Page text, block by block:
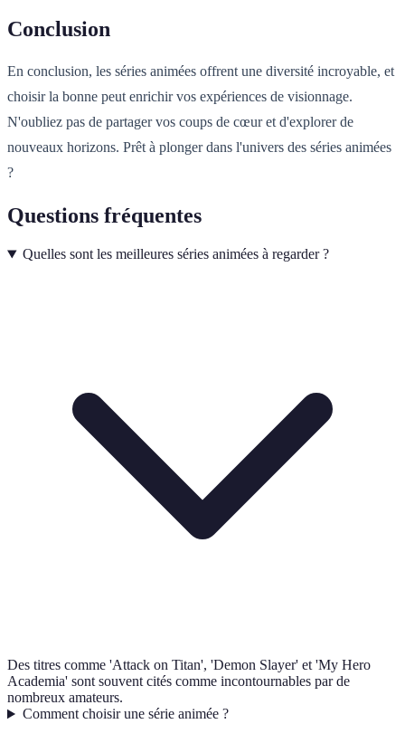
Conclusion
En conclusion, les séries animées offrent une diversité incroyable, et
choisir la bonne peut enrichir vos expériences de visionnage.
N'oubliez pas de partager vos coups de cœur et d'explorer de
nouveaux horizons. Prêt à plonger dans l'univers des séries animées
?
Questions fréquentes
Quelles sont les meilleures séries animées à regarder ?
Des titres comme 'Attack on Titan', 'Demon Slayer' et 'My Hero
Academia' sont souvent cités comme incontournables par de
nombreux amateurs.
Comment choisir une série animée ?